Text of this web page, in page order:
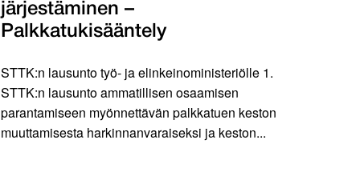
järjestäminen –
Palkkatukisääntely
STTK:n lausunto työ- ja elinkeinoministeriölle 1.
STTK:n lausunto ammatillisen osaamisen
parantamiseen myönnettävän palkkatuen keston
muuttamisesta harkinnanvaraiseksi ja keston...